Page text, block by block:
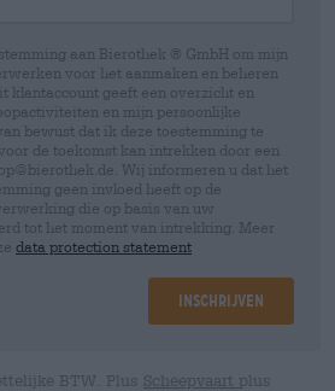
aan Bierothek ® GmbH om mijn
voor het aanmaken en beheren
klantaccount geeft een overzicht en
en mijn persoonlijke
bewust dat ik deze toestemming te
de toekomst kan intrekken door een
Wij informeren u dat het
geen invloed heeft op de
die op basis van uw
tot het moment van intrekking. Meer
data protection statement
Inschrijven
BTW. Plus Scheepvaart plus